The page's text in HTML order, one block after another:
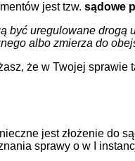
jest tzw. sądowe
być uregulowane
albo zmierza do
że w Twojej
jest złożenie do
sprawy o w I